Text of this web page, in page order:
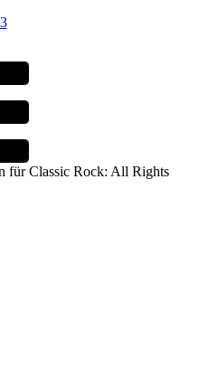
Classic Rock: All Rights